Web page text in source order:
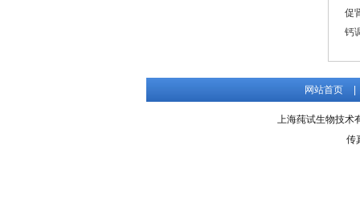
促
钙
网站首页
上海莼试生物技术
传